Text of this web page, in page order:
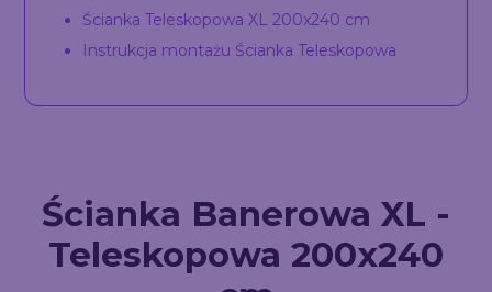
Ścianka Teleskopowa XL 200x240 cm
Instrukcja montażu Ścianka Teleskopowa
Ścianka Banerowa XL -
Teleskopowa 200x240